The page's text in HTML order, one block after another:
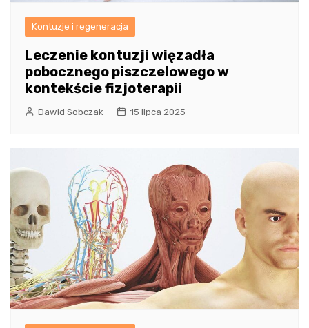
Kontuzje i regeneracja
Leczenie kontuzji więzadła
pobocznego piszczelowego w
kontekście fizjoterapii
Dawid Sobczak 15 lipca 2025